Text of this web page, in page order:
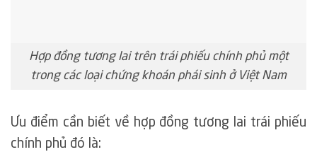
Hợp đồng tương lai trên trái phiếu chính phủ một
trong các loại chứng khoán phái sinh ở Việt Nam
Ưu điểm cần biết về hợp đồng tương lai trái phiếu
chính phủ đó là: